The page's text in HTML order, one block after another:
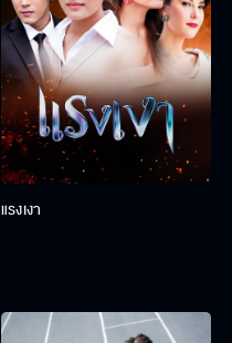
แรงเงา